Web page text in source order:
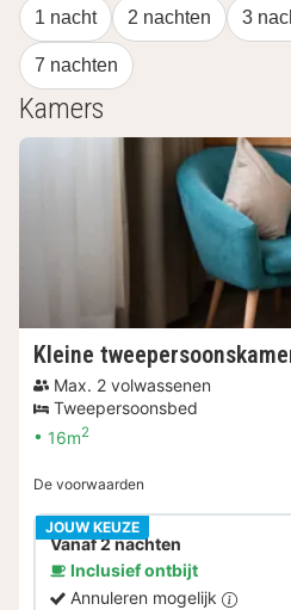
1 nacht 2 nachten 3
7 nachten
Kamers
Kleine
Max. 2 volwassenen
Tweepersoonsbed
16m2
De voorwaarden
JOUW KEUZE
Vanaf 2 nachten
Inclusief ontbijt
Annuleren mogelijk